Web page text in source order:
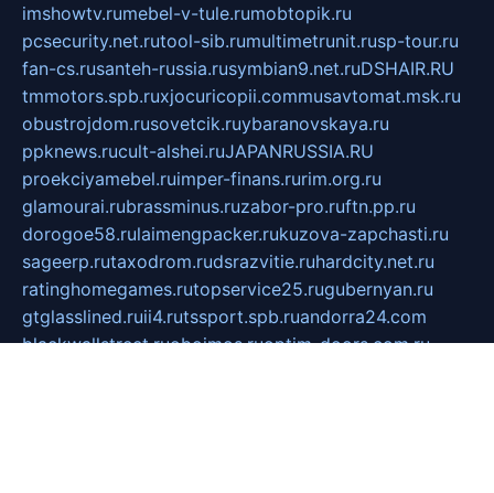
imshowtv.rumebel-v-tule.rumobtopik.ru
pcsecurity.net.rutool-sib.rumultimetrunit.rusp-tour.ru
fan-cs.rusanteh-russia.rusymbian9.net.ruDSHAIR.RU
tmmotors.spb.ruxjocuricopii.commusavtomat.msk.ru
obustrojdom.rusovetcik.ruybaranovskaya.ru
ppknews.rucult-alshei.ruJAPANRUSSIA.RU
proekciyamebel.ruimper-finans.rurim.org.ru
glamourai.rubrassminus.ruzabor-pro.ruftn.pp.ru
dorogoe58.rulaimengpacker.rukuzova-zapchasti.ru
sageerp.rutaxodrom.rudsrazvitie.ruhardcity.net.ru
ratinghomegames.rutopservice25.rugubernyan.ru
gtglasslined.ruii4.rutssport.spb.ruandorra24.com
blackwallstreet.ruoboimos.ruoptim-doors.com.ru